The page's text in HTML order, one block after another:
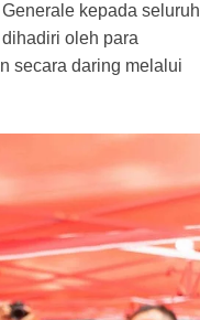
kepada seluruh
oleh para
secara daring melalui